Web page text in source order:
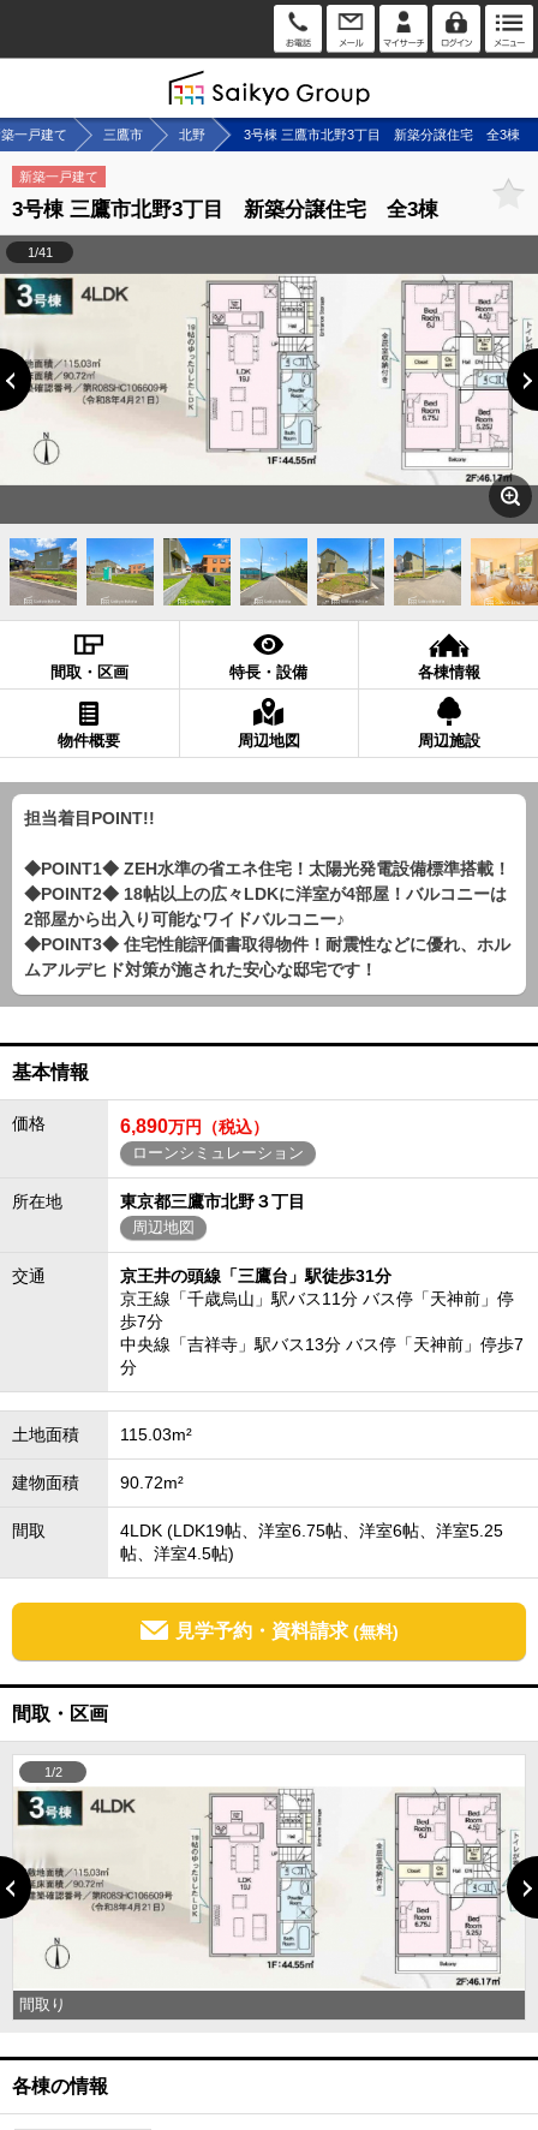
一戸建て 三鷹市 北野 3号棟 三鷹市北野3丁目 新築分譲住宅 全3棟
新築一戸建て
3号棟 三鷹市北野3丁目 新築分譲住宅 全3棟
1/41
間取・区画 特長・設備 各棟情報
物件概要 周辺地図 周辺施設
担当着目POINT!!
◆POINT1◆ ZEH水準の省エネ住宅！太陽光発電設備標準搭載！
◆POINT2◆ 18帖以上の広々LDKに洋室が4部屋！バルコニーは
2部屋から出入り可能なワイドバルコニー♪
◆POINT3◆ 住宅性能評価書取得物件！耐震性などに優れ、ホル
ムアルデヒド対策が施された安心な邸宅です！
基本情報
価格 6,890万円（税込）
ローンシミュレーション
所在地 東京都三鷹市北野３丁目
周辺地図
交通
京王井の頭線「三鷹台」駅徒歩31分
京王線「千歳烏山」駅バス11分 バス停「天神前」停
歩7分
中央線「吉祥寺」駅バス13分 バス停「天神前」停歩7
分
土地面積 115.03m²
建物面積 90.72m²
間取
4LDK (LDK19帖、洋室6.75帖、洋室6帖、洋室5.25
帖、洋室4.5帖)
見学予約・資料請求 (無料)
間取・区画
間取り
1/2
各棟の情報